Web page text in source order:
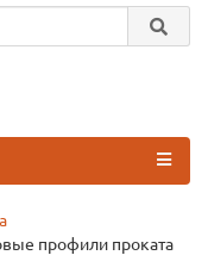
профили проката